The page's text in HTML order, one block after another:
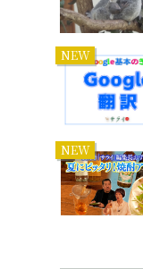
NEW
NEW